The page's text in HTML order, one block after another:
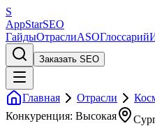
S
AppStarSEO
ГайдыОтраслиASOГлоссарий
Заказать SEO
Главная Отрасли
Конкуренция: Высокая